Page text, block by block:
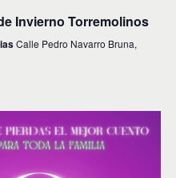
Invierno Torremolinos
Calle Pedro Navarro Bruna,